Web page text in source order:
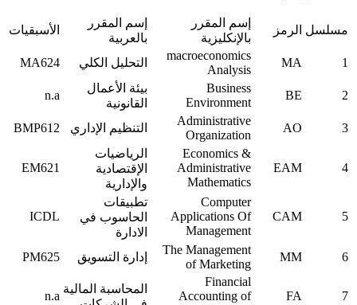
مسلسل الرمز
إسم المقرر
بالإنكليزية
إسم المقرر
بالعربية
الأسبقيات
MA
macroeconomics
Analysis
التحليل الكلي MA624
BE
Business
Environment
بيئة الأعمال
القانونية
n.a
AO
Administrative
Organization
التنظيم الإداري BMP612
EAM
Economics &
Administrative
Mathematics
الرياضيات
الإقتصادية
والإدارية
EM621
CAM
Computer
Applications Of
Management
تطبيقات
الحاسوب في
الادارة
ICDL
MM
The Management
of Marketing
إدارة التسويق PM625
FA
Financial
Accounting of
المحاسبة المالية
n.a